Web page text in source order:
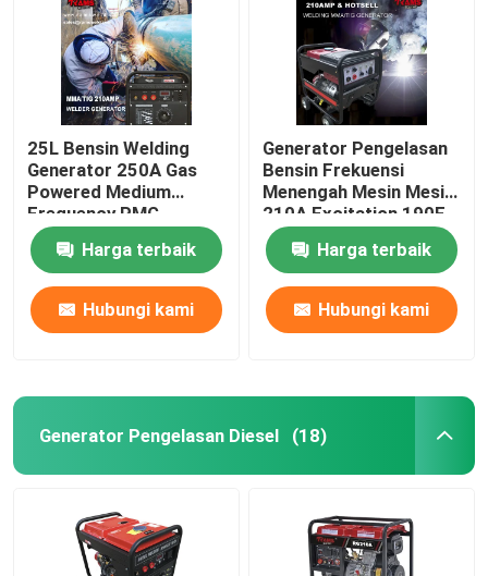
Tentang kami
Tur Pabrik
25L Bensin Welding
Generator 250A Gas
Powered Medium
Frequency PMG
Harga terbaik
Hubungi kami
Generator Pengelasan
Bensin Frekuensi
Menengah Mesin Mesin
210A Excitation 190F
Harga terbaik
Hubungi kami
Generator Pengelasan Diesel (18)